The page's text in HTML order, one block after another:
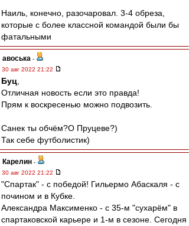
Наиль, конечно, разочаровал. 3-4 обреза,
которые с более классной командой были бы
фатальными
авоська -
30 авг 2022 21:22
Буц
Отличная новость если это правда!
Прям к воскресенью можно подвозить.
Санек ты обчём?О Пруцеве?)
Так себе футболистик)
Карелин -
30 авг 2022 21:22
"Спартак" - с победой! Гильермо Абаскаля - с
почином и в Кубке.
Александра Максименко - с 35-м "сухарём" в
спартаковской карьере и 1-м в сезоне. Сегодня